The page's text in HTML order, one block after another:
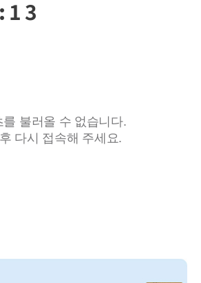
를 불러올 수 없습니다.
다시 접속해 주세요.